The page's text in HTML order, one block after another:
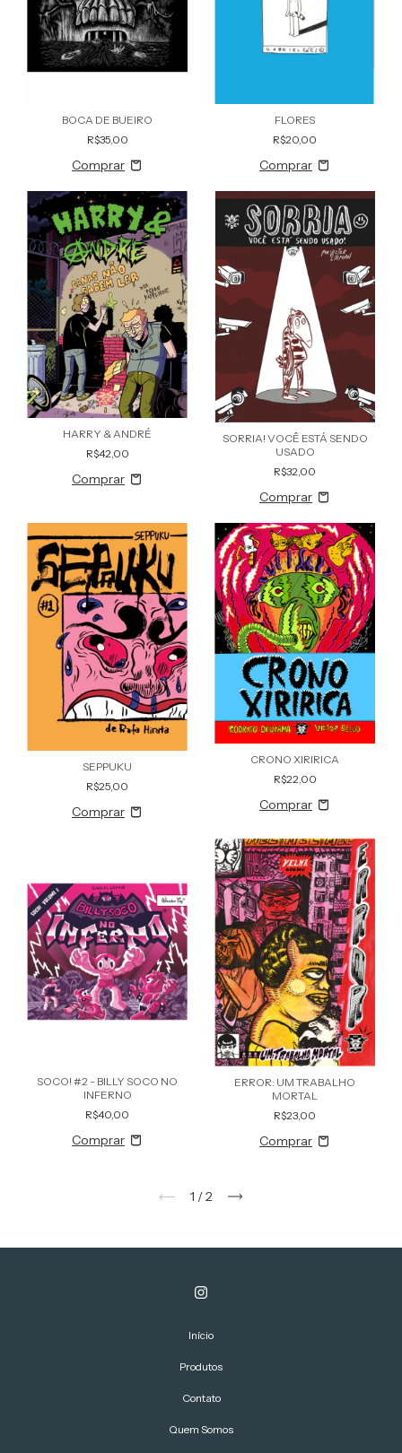
BOCA DE BUEIRO
R$35,00
FLORES
R$20,00
HARRY & ANDRÉ
R$42,00
SORRIA! VOCÊ ESTÁ SENDO
USADO
R$32,00
SEPPUKU
R$25,00
CRONO XIRIRICA
R$22,00
SOCO! #2 - BILLY SOCO NO
INFERNO
R$40,00
ERROR: UM TRABALHO
MORTAL
R$23,00
1 /2
Início
Produtos
Contato
Quem Somos